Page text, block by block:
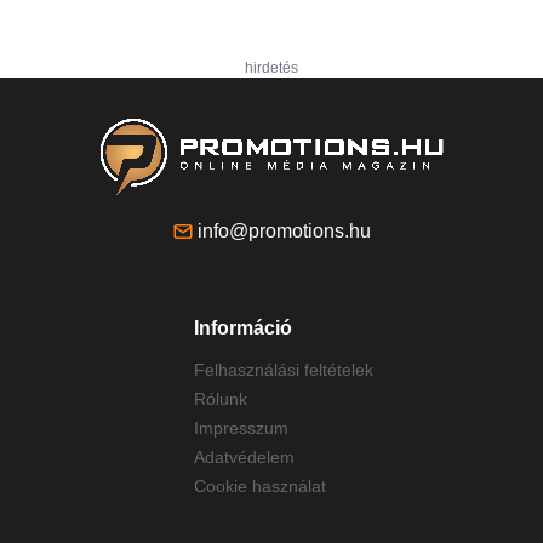
hirdetés
info@promotions.hu
Információ
Felhasználási feltételek
Rólunk
Impresszum
Adatvédelem
Cookie használat